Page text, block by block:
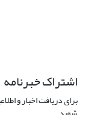
اشتراک خبرنامه
برای دریافت اخبار و